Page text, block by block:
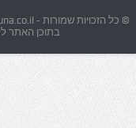
בתוכן האתר